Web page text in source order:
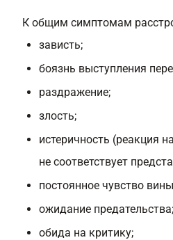
К общим симптомам
зависть;
боязнь выступления
раздражение;
злость;
истеричность (реакция
не соответствует
постоянное чувство
ожидание предательства;
обида на критику;